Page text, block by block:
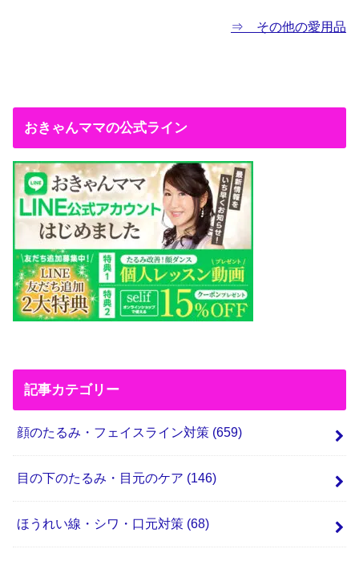
⇒ その他の愛用品
おきゃんママの公式ライン
記事カテゴリー
顔のたるみ・フェイスライン対策 (659)
目の下のたるみ・目元のケア (146)
ほうれい線・シワ・口元対策 (68)